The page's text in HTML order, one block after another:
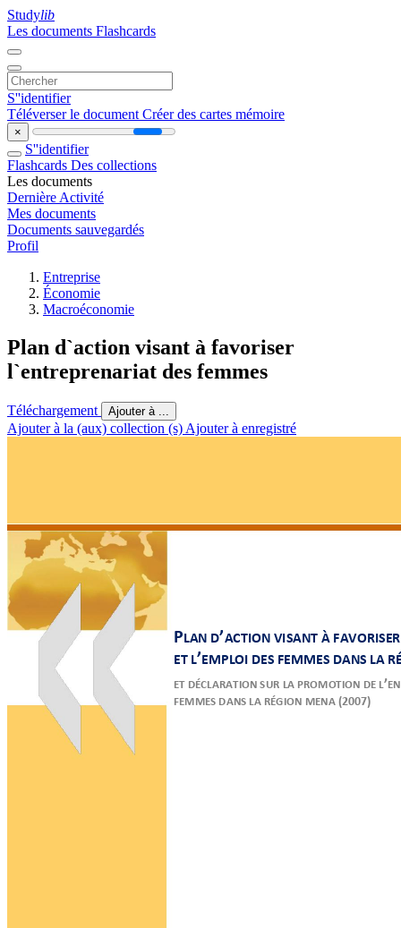
Studylib
Les documents Flashcards
S''identifier
Téléverser le document Créer des cartes mémoire
×
S''identifier
Flashcards Des collections
Les documents
Dernière Activité
Mes documents
Documents sauvegardés
Profil
Entreprise
Économie
Macroéconomie
Plan d`action visant à favoriser
l`entreprenariat des femmes
Téléchargement Ajouter à ...
Ajouter à la (aux) collection (s) Ajouter à enregistré
PLAN D’ACTION VISANT À FAVORIS
ET L’EMPLOI DES FEMMES DANS LA
ET DÉCLARATION SUR LA PROMOTION DE L ’
FEMMES DANS LA RÉGION MENA (2007)